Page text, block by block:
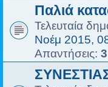
Παλιά
Τελευταία
Νοέμ 2015,
Απαντήσεις: 3